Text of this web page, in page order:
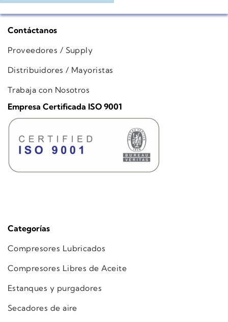
Categorías
Compresores Lubricados
Compresores Libres de Aceite
Estanques y purgadores
Secadores de aire
Contáctanos
Proveedores / Supply
Distribuidores / Mayoristas
Trabaja con Nosotros
Empresa Certificada ISO 9001